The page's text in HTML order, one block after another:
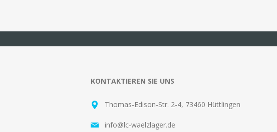
KONTAKTIEREN SIE UNS
Thomas-Edison-Str. 2-4, 73460 Hüttlingen
info@lc-waelzlager.de